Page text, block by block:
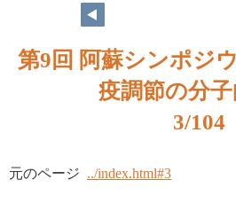
第9回 阿蘇シンポジ
疫調節の分
3/104
元のページ ../index.html#3